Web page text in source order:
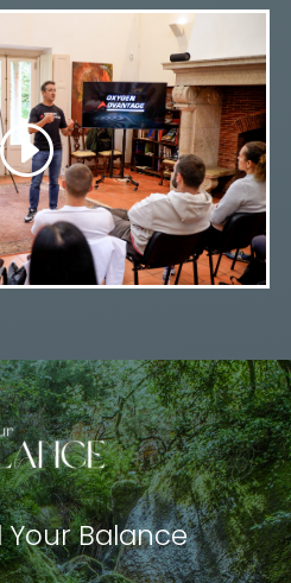
Your Balance